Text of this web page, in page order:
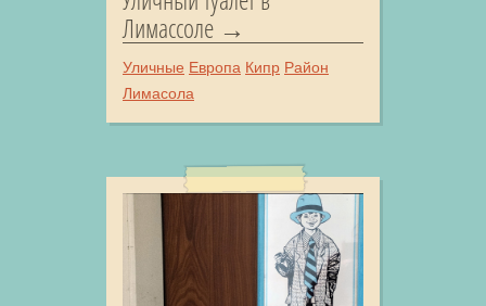
Лимассоле
Уличные Европа Кипр Район
Лимасола